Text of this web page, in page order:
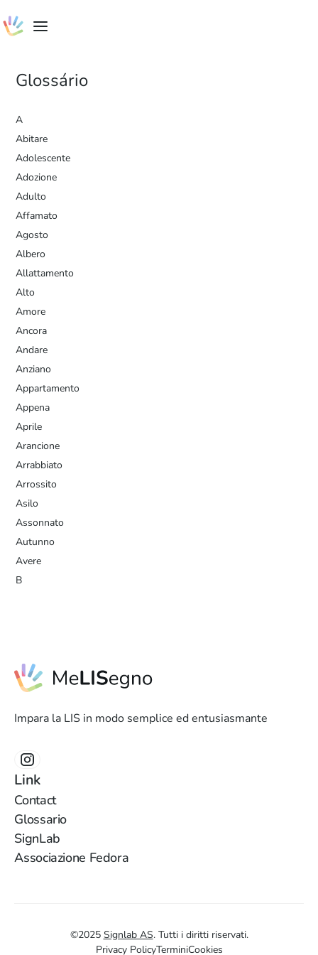
Glossário
A
Abitare
Adolescente
Adozione
Adulto
Affamato
Agosto
Albero
Allattamento
Alto
Amore
Ancora
Andare
Anziano
Appartamento
Appena
Aprile
Arancione
Arrabbiato
Arrossito
Asilo
Assonnato
Autunno
Avere
B
Impara la LIS in modo semplice ed entusiasmante
Link
Contact
Glossario
SignLab
Associazione Fedora
©2025 Signlab AS. Tutti i diritti riservati.
Privacy PolicyTerminiCookies